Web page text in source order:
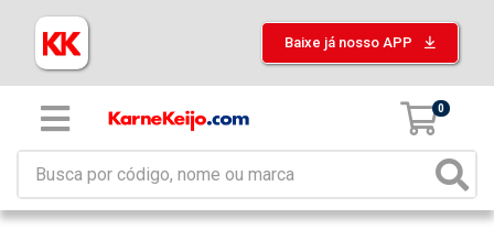
Baixe já nosso APP
0